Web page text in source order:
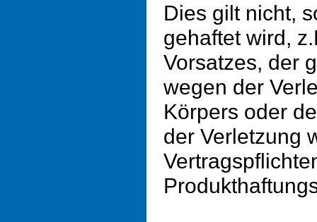
Dies gilt nicht,
gehaftet wird,
Vorsatzes, der
wegen der
Körpers oder
der Verletzung